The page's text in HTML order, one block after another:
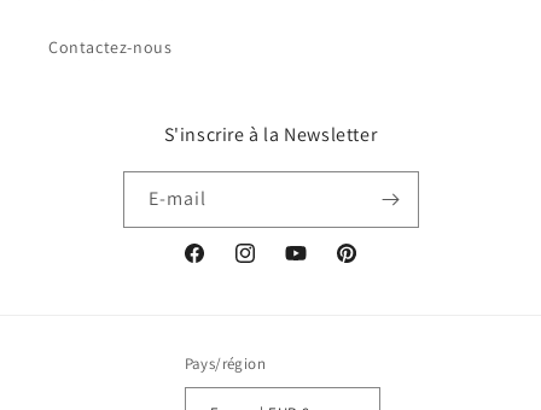
Contactez-nous
S'inscrire à la Newsletter
E-mail
FacebookInstagramYouTubePinterest
Pays/région